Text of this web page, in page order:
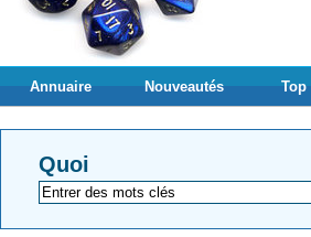
Annuaire Nouveautés
Quoi